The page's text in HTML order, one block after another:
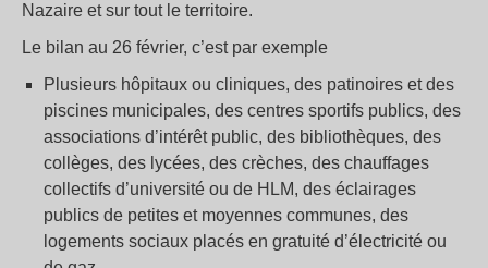
Nazaire et sur tout le territoire.
Le bilan au 26 février, c’est par exemple
Plusieurs hôpitaux ou cliniques, des patinoires et des
piscines municipales, des centres sportifs publics, des
associations d’intérêt public, des bibliothèques, des
collèges, des lycées, des crèches, des chauffages
collectifs d’université ou de HLM, des éclairages
publics de petites et moyennes communes, des
logements sociaux placés en gratuité d’électricité ou